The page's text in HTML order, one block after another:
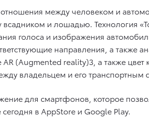
между человеком и
и лошадью. Технология
голоса и изображения
направления, а также
(Augmented reality)3, а также цвет
владельцем и его транспортным
для смартфонов, которое
в AppStore и Google Play.